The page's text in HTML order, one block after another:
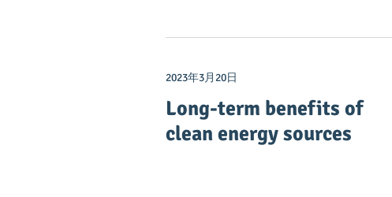
2023年3月20日
Long-term benefits of
clean energy sources